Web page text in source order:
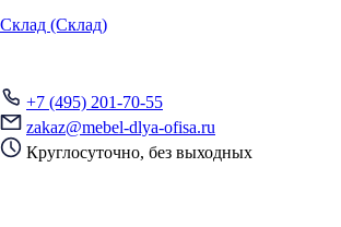
Склад (Склад)
+7 (495) 201-70-55
zakaz@mebel-dlya-ofisa.ru
Круглосуточно, без выходных